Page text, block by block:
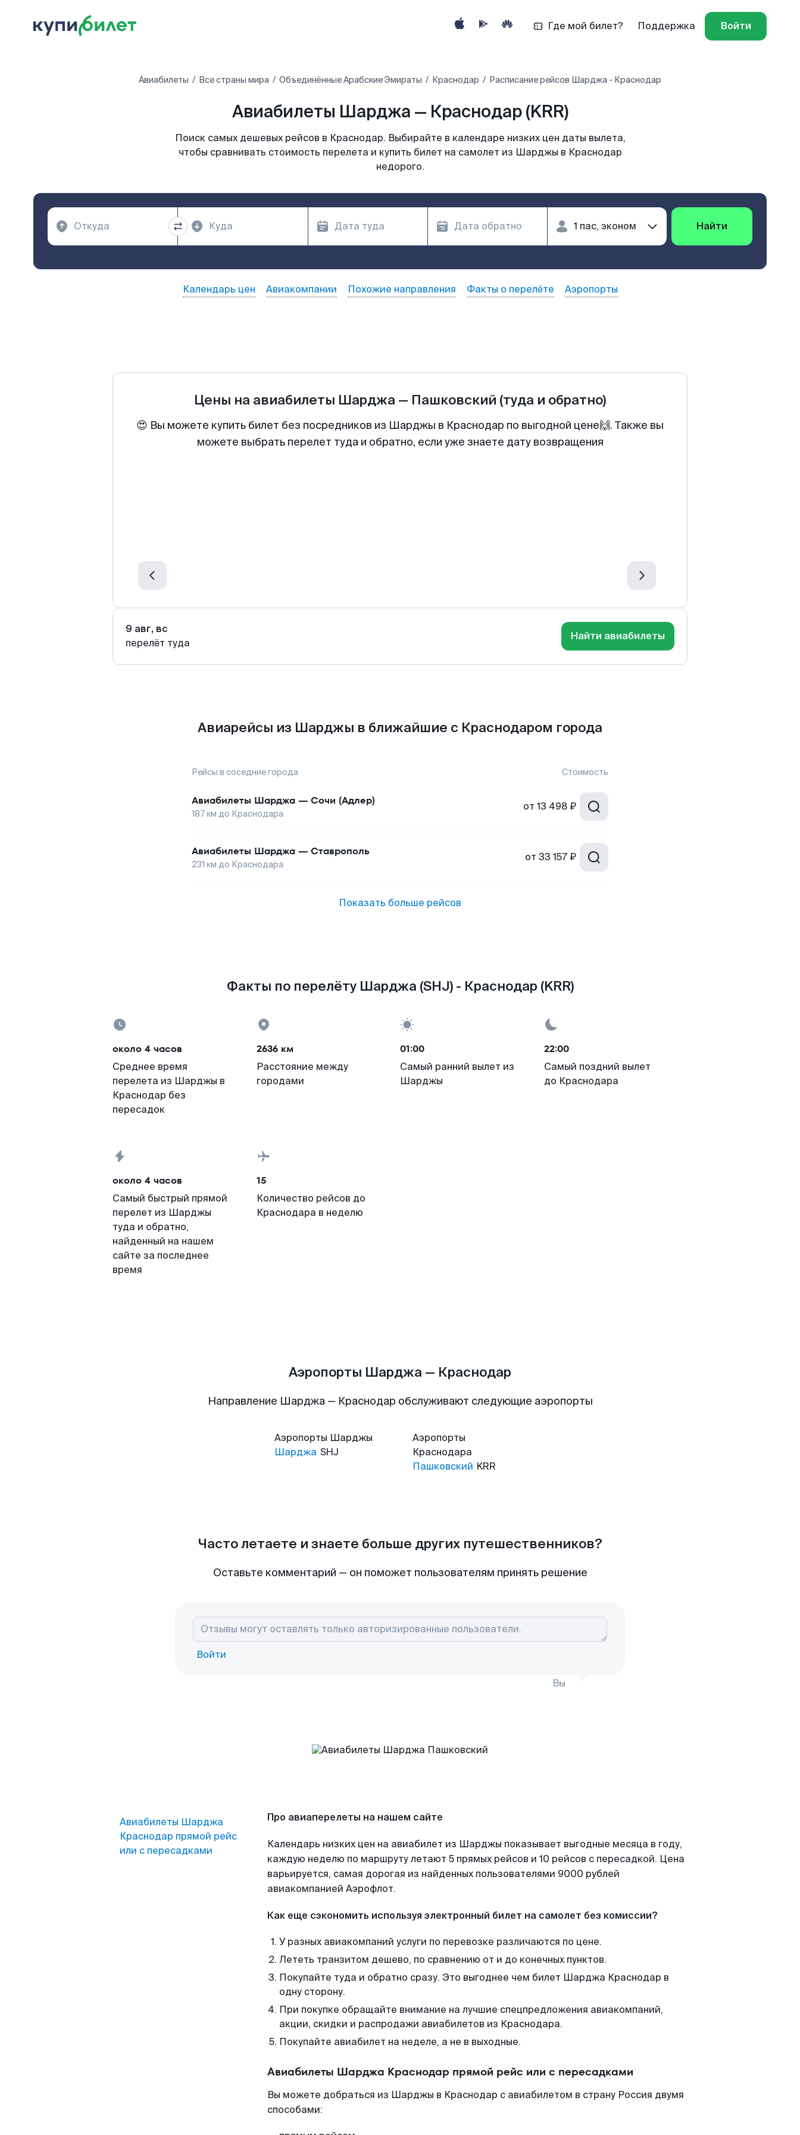
Где мой билет? Поддержка Войти
Авиабилеты Все страны мира Объединённые Арабские Эмираты Краснодар Расписание рейсов Шарджа - Краснодар
Авиабилеты Шарджа — Краснодар (KRR)
Поиск самых дешевых рейсов в Краснодар. Выбирайте в календаре низких цен даты вылета,
чтобы сравнивать стоимость перелета и купить билет на самолет из Шарджы в Краснодар
недорого.
Найти
Календарь цен Авиакомпании Похожие направления Факты о перелёте Аэропорты
Цены на авиабилеты Шарджа — Пашковский (туда и обратно)
😍 Вы можете купить билет без посредников из Шарджы в Краснодар по выгодной цене🙌. Также вы
можете выбрать перелет туда и обратно, если уже знаете дату возвращения
9 авг, вс
перелёт туда
Найти авиабилеты
Авиарейсы из Шарджы в ближайшие с Краснодаром города
Рейсы в соседние города Стоимость
Авиабилеты Шарджа — Сочи (Адлер)
187км до Краснодара
от 13 498 ₽
Авиабилеты Шарджа — Ставрополь
231 км до Краснодара
от 33 157 ₽
Показать больше рейсов
Факты по перелёту Шарджа (SHJ) - Краснодар (KRR)
около 4 часов
Среднее время
перелета из Шарджы в
Краснодар без
пересадок
2636 км
Расстояние между
городами
01:00
Самый ранний вылет из
Шарджы
22:00
Самый поздний вылет
до Краснодара
около 4 часов
Самый быстрый прямой
перелет из Шарджы
туда и обратно,
найденный на нашем
сайте за последнее
время
15
Количество рейсов до
Краснодара в неделю
Аэропорты Шарджа — Краснодар
Направление Шарджа — Краснодар обслуживают следующие аэропорты
Аэропорты Шарджы
Шарджа SHJ
Аэропорты
Краснодара
Пашковский KRR
Часто летаете и знаете больше других путешественников?
Оставьте комментарий — он поможет пользователям принять решение
Войти
Вы
Авиабилеты Шарджа
Краснодар прямой рейс
или с пересадками
Про авиаперелеты на нашем сайте
Календарь низких цен на авиабилет из Шарджы показывает выгодные месяца в году,
каждую неделю по маршруту летают 5 прямых рейсов и 10 рейсов с пересадкой. Цена
варьируется, самая дорогая из найденных пользователями 9000 рублей
авиакомпанией Аэрофлот.
Как еще сэкономить используя электронный билет на самолет без комиссии?
У разных авиакомпаний услуги по перевозке различаются по цене.
Лететь транзитом дешево, по сравнению от и до конечных пунктов.
Покупайте туда и обратно сразу. Это выгоднее чем билет Шарджа Краснодар в
одну сторону.
При покупке обращайте внимание на лучшие спецпредложения авиакомпаний,
акции, скидки и распродажи авиабилетов из Краснодара.
Покупайте авиабилет на неделе, а не в выходные.
Авиабилеты Шарджа Краснодар прямой рейс или с пересадками
Вы можете добраться из Шарджы в Краснодар с авиабилетом в страну Россия двумя
способами: